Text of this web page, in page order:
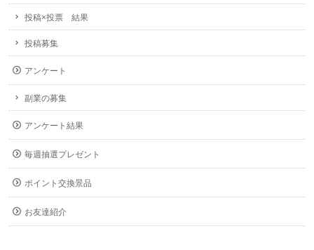
投稿×投票 結果
投稿募集
アンケート
副業の募集
アンケート結果
毎週抽選プレゼント
ポイント交換景品
お友達紹介